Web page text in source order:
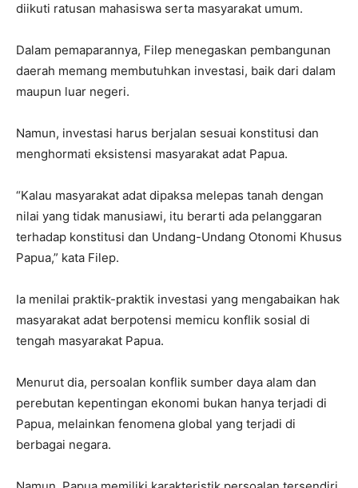
diikuti ratusan mahasiswa serta masyarakat umum.
Dalam pemaparannya, Filep menegaskan pembangunan
daerah memang membutuhkan investasi, baik dari dalam
maupun luar negeri.
Namun, investasi harus berjalan sesuai konstitusi dan
menghormati eksistensi masyarakat adat Papua.
“Kalau masyarakat adat dipaksa melepas tanah dengan
nilai yang tidak manusiawi, itu berarti ada pelanggaran
terhadap konstitusi dan Undang-Undang Otonomi Khusus
Papua,” kata Filep.
Ia menilai praktik-praktik investasi yang mengabaikan hak
masyarakat adat berpotensi memicu konflik sosial di
tengah masyarakat Papua.
Menurut dia, persoalan konflik sumber daya alam dan
perebutan kepentingan ekonomi bukan hanya terjadi di
Papua, melainkan fenomena global yang terjadi di
berbagai negara.